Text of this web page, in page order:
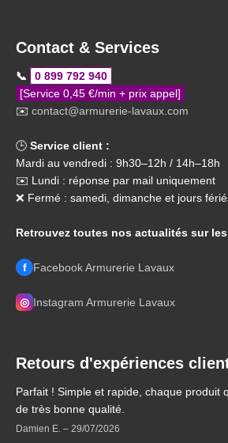
Contact & Services
📞
0 899 792 940
[Service 0,45 €/min + prix appel]
✉️ contact@armurerie-lavaux.com
🕒 Service client :
Mardi au vendredi : 9h30–12h / 14h–18h
✉️ Lundi : réponse par mail uniquement
❌ Fermé : samedi, dimanche et jours
Retrouvez toutes nos actualités sur
f Facebook Armurerie Lavaux
◎ Instagram Armurerie Lavaux
Retours d'expériences
Parfait ! Simple et rapide, chaque produit
de très bonne qualité.
Damien E. – 29/07/2026